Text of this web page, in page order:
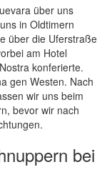
über uns
in Oldtimern
über die Uferstraße
am Hotel
konferierte.
gen Westen. Nach
wir uns beim
bevor wir nach
bei